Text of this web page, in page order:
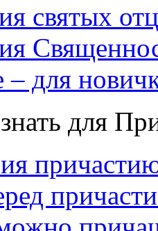
святых
– для
для